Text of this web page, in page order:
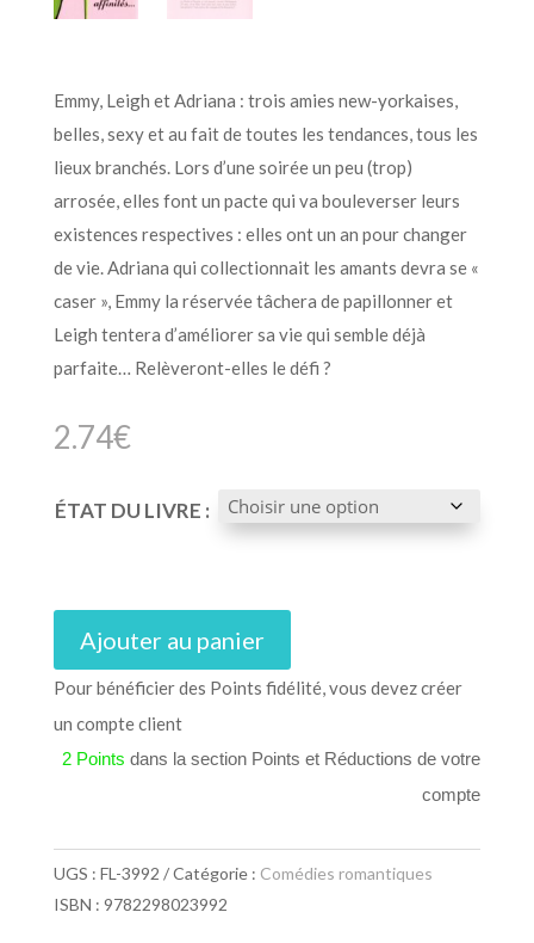
Emmy, Leigh et Adriana : trois amies new-yorkaises,
belles, sexy et au fait de toutes les tendances, tous les
lieux branchés. Lors d’une soirée un peu (trop)
arrosée, elles font un pacte qui va bouleverser leurs
existences respectives : elles ont un an pour changer
de vie. Adriana qui collectionnait les amants devra se «
caser », Emmy la réservée tâchera de papillonner et
Leigh tentera d’améliorer sa vie qui semble déjà
parfaite… Relèveront-elles le défi ?
2.74€
ÉTAT DU LIVRE :
Ajouter au panier
Pour bénéficier des Points fidélité, vous devez créer
un compte client
2 Points dans la section Points et Réductions de votre
compte
UGS : FL-3992 Catégorie : Comédies romantiques
ISBN : 9782298023992